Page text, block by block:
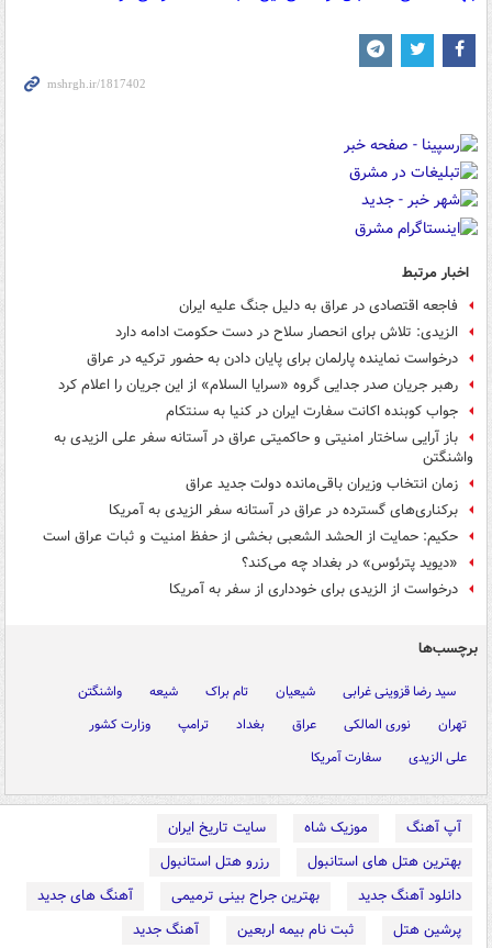
اخبار مرتبط
فاجعه اقتصادی در عراق به دلیل جنگ علیه ایران
الزیدی: تلاش برای انحصار سلاح در دست حکومت ادامه دارد
درخواست نماینده پارلمان برای پایان دادن به حضور ترکیه در عراق
رهبر جریان صدر جدایی گروه «سرایا السلام» از این جریان را اعلام کرد
جواب کوبنده اکانت سفارت ایران در کنیا به سنتکام
باز آرایی ساختار امنیتی و حاکمیتی عراق در آستانه سفر علی الزیدی به
واشنگتن
زمان انتخاب وزیران باقی‌مانده دولت جدید عراق
برکناری‌های گسترده در عراق در آستانه سفر الزیدی به آمریکا
حکیم: حمایت از الحشد الشعبی بخشی از حفظ امنیت و ثبات عراق است
«دیوید پترئوس» در بغداد چه می‌کند؟
درخواست از الزیدی برای خودداری از سفر به آمریکا
برچسب‌ها
سید رضا قزوینی غرابی شیعیان تام براک شیعه
واشنگتن
تهران
نوری المالکی عراق بغداد ترامپ
وزارت کشور
علی الزیدی
سفارت آمریکا
آپ آهنگ موزیک شاه
سایت تاریخ ایران
بهترین هتل های استانبول
رزرو هتل استانبول
دانلود آهنگ جدید
بهترین جراح بینی ترمیمی
آهنگ های جدید
پرشین هتل
ثبت نام بیمه اربعین
آهنگ جدید